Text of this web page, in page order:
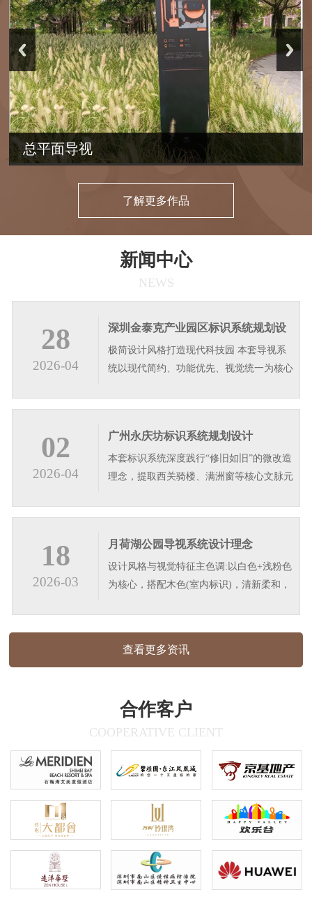
总平面导视
了解更多作品
新闻中心
NEWS
28
2026-04
深圳金泰克产业园区标识系统规划设
计
极简设计风格打造现代科技园 本套导视系
统以现代简约、功能优先、视觉统一为核心
空间。系统遵循人车导视逻辑，分级设置停
车场立牌、信息宣传栏、立式导视…
02
2026-04
广州永庆坊标识系统规划设计
本套标识系统深度践行“修旧如旧”的微改造
理念，提取西关骑楼、满洲窗等核心文脉元
文化底蕴。设计遵循“简约不简单”原则，在
保留趟栊门等传统符号的同时…
18
2026-03
月荷湖公园导视系统设计理念
设计风格与视觉特征主色调:以白色+浅粉色
为核心，搭配木色(室内标识)，清新柔和，
感:户外标识采用哑光面材质，室内标识为
查看更多资讯
合作客户
COOPERATIVE CLIENT